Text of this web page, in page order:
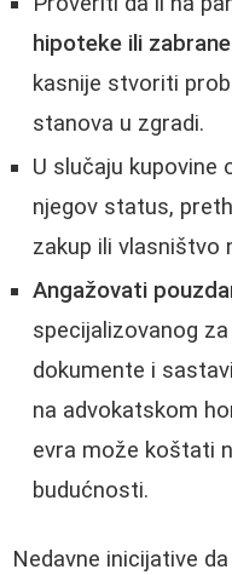
hipoteke ili zabrane
kasnije stvoriti
stanova u zgradi.
U slučaju kupovine
njegov status,
zakup ili vlasništvo
Angažovati
specijalizovanog
dokumente i
na advokatskom
evra može koštati
budućnosti.
Nedavne inicijative